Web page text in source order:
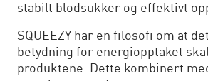
stabilt blodsukker og effektivt
SQUEEZY har en filosofi om at
betydning for energiopptaket
produktene. Dette kombinert